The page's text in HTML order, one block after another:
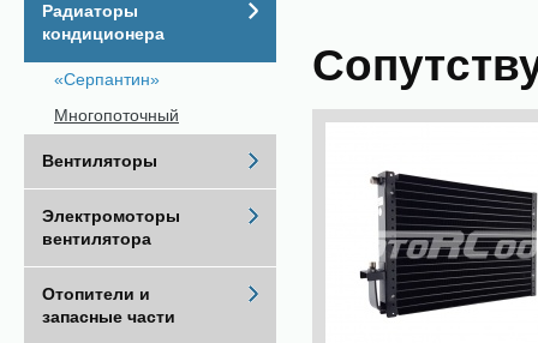
Радиаторы
кондиционера
«Серпантин»
Многопоточный
Вентиляторы
Электромоторы
вентилятора
Отопители и
запасные части